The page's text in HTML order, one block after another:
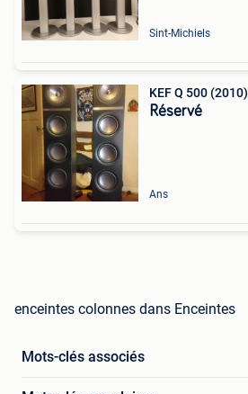
Sint-Michiels
KEF Q 500 (2010)
Réservé
Ans
enceintes colonnes dans Enceintes
Mots-clés associés